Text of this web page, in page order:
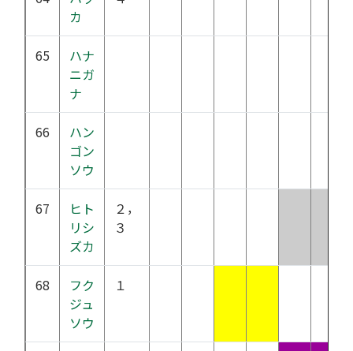
カ
65
ハナ
ニガ
ナ
66
ハン
ゴン
ソウ
67
ヒト
リシ
ズカ
２，
３
68
フク
ジュ
ソウ
１